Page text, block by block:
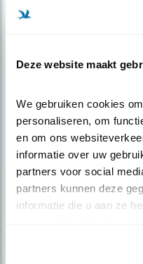
Deze website maakt
We gebruiken cookies
personaliseren, om
en om ons
informatie over uw
partners voor social
partners kunnen deze
informatie die u aan ze
Meld je aan en ontvang
over vogels en